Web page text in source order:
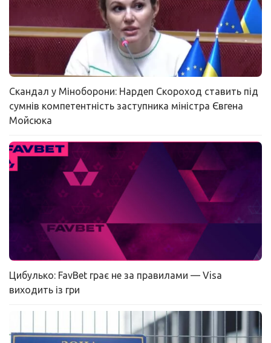
Скандал у Міноборони: Нардеп Скороход ставить під
сумнів компетентність заступника міністра Євгена
Мойсюка
Цибулько: FavBet грає не за правилами — Visa
виходить із гри